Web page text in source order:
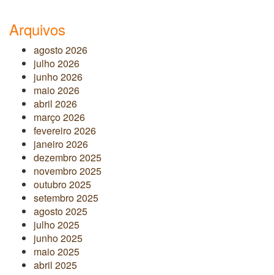
Arquivos
agosto 2026
julho 2026
junho 2026
maio 2026
abril 2026
março 2026
fevereiro 2026
janeiro 2026
dezembro 2025
novembro 2025
outubro 2025
setembro 2025
agosto 2025
julho 2025
junho 2025
maio 2025
abril 2025